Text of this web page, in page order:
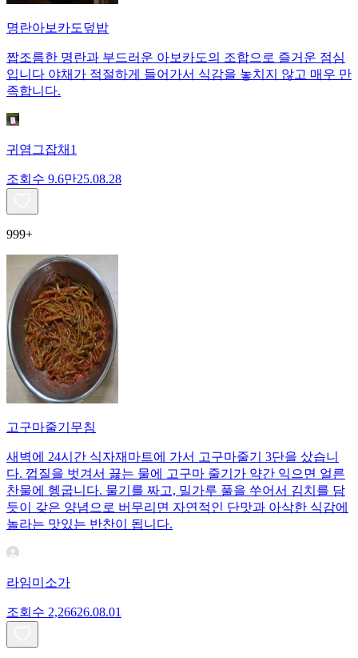
명란아보카도덮밥
짭조름한 명란과 부드러운 아보카도의 조합으로 즐거운 점심
입니다 야채가 적절하게 들어가서 식감을 놓치지 않고 매우 만
족합니다.
귀염그잡채1
조회수 9.6만25.08.28
999+
고구마줄기무침
새벽에 24시간 식자재마트에 가서 고구마줄기 3단을 샀습니
다. 껍질을 벗겨서 끓는 물에 고구마 줄기가 약간 익으면 얼른
찬물에 헹굽니다. 물기를 짜고, 밀가루 풀을 쑤어서 김치를 담
듯이 갖은 양념으로 버무리면 자연적인 단맛과 아삭한 식감에
놀라는 맛있는 반찬이 됩니다.
라임미소가
조회수 2,26626.08.01